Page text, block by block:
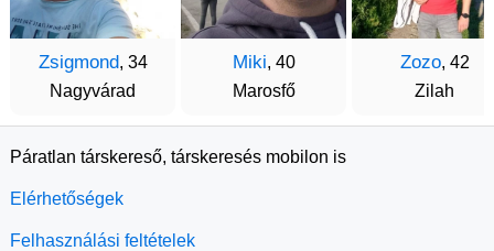
Zsigmond, 34
Nagyvárad
Miki, 40
Marosfő
Zozo, 42
Zilah
Páratlan társkereső, társkeresés mobilon is
Elérhetőségek
Felhasználási feltételek